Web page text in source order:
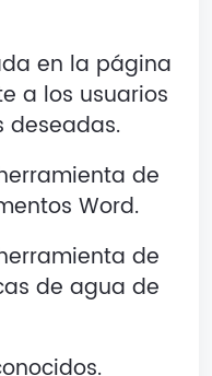
en la página
a los usuarios
deseadas.
de
Word.
de
de agua de